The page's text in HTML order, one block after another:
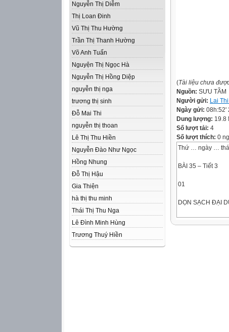
Nguyễn Thị Diễm
Thị Loan Đinh
Vũ Thị Thu Hường
Trần Thị Thanh Hường
Võ Anh Tuấn
Nguyện Thị Ngọc Hà
Nguyễn Thị Hồng Diệp
nguyễn thị nga
trương thị sinh
Đỗ Mai Thi
nguyễn thị thoan
Lê Thị Thu Hiền
Nguyễn Đào Như Ngọc
Hồng Nhung
Đỗ Thị Hậu
Gia Thiện
hà thị thu minh
Thái Thị Thu Nga
Lê Đình Minh Hùng
Trương Thuý Hiền
(Tài liệu chưa
Nguồn: SƯU TẦM
Người gửi: Lai
Ngày gửi: 08h:52'
Dung lượng: 19.8
Số lượt tải: 4
Số lượt thích: 0
Thứ … ngày …
BÀI 35 – Tiết 3
01
DỌN SẠCH ĐẠI